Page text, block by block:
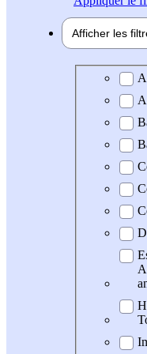
Afficher les
Domaine